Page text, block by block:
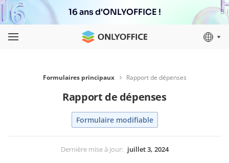
16 ans d'ONLYOFFICE !
Formulaires principaux Rapport de dépenses
Rapport de dépenses
Formulaire modifiable
Dernière mise à jour: juillet 3, 2024